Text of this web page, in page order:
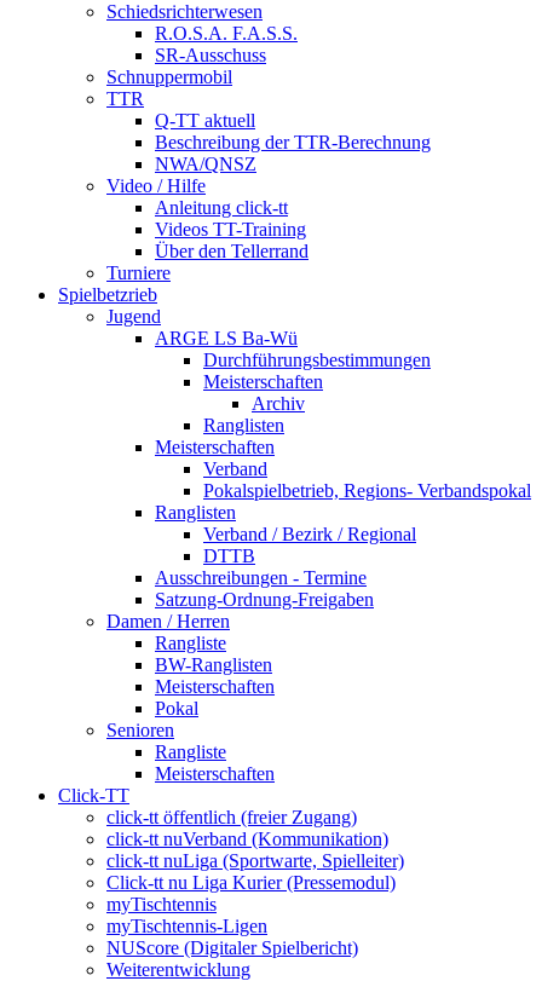
Schiedsrichterwesen
R.O.S.A. F.A.S.S.
SR-Ausschuss
Schnuppermobil
TTR
Q-TT aktuell
Beschreibung der TTR-Berechnung
NWA/QNSZ
Video / Hilfe
Anleitung click-tt
Videos TT-Training
Über den Tellerrand
Turniere
Spielbetzrieb
Jugend
ARGE LS Ba-Wü
Durchführungsbestimmungen
Meisterschaften
Archiv
Ranglisten
Meisterschaften
Verband
Pokalspielbetrieb, Regions- Verbandspokal
Ranglisten
Verband / Bezirk / Regional
DTTB
Ausschreibungen - Termine
Satzung-Ordnung-Freigaben
Damen / Herren
Rangliste
BW-Ranglisten
Meisterschaften
Pokal
Senioren
Rangliste
Meisterschaften
Click-TT
click-tt öffentlich (freier Zugang)
click-tt nuVerband (Kommunikation)
click-tt nuLiga (Sportwarte, Spielleiter)
Click-tt nu Liga Kurier (Pressemodul)
myTischtennis
myTischtennis-Ligen
NUScore (Digitaler Spielbericht)
Weiterentwicklung